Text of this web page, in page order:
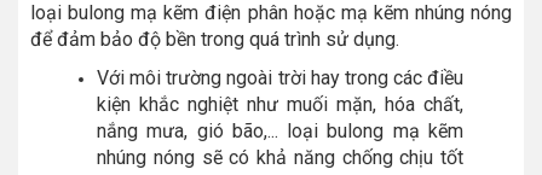
loại bulong mạ kẽm điện phân hoặc mạ kẽm nhúng nóng
để đảm bảo độ bền trong quá trình sử dụng.
Với môi trường ngoài trời hay trong các điều
kiện khắc nghiệt như muối mặn, hóa chất,
nắng mưa, gió bão,... loại bulong mạ kẽm
nhúng nóng sẽ có khả năng chống chịu tốt